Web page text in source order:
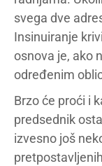
svega dve
Insinuiranje
osnova je, ako
određenim
Brzo će proći i
predsednik
izvesno još